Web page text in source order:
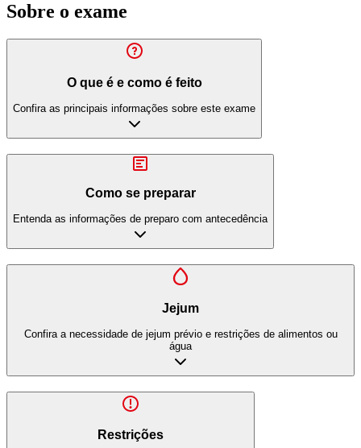
Sobre o exame
O que é e como é feito
Confira as principais informações sobre este exame
Como se preparar
Entenda as informações de preparo com antecedência
Jejum
Confira a necessidade de jejum prévio e restrições de alimentos ou
água
Restrições